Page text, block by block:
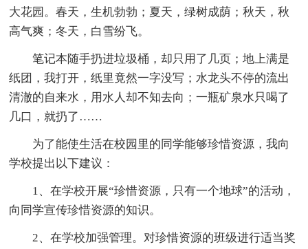
大花园。春天，生机勃勃；夏天，绿树成荫；秋天，秋
高气爽；冬天，白雪纷飞。
笔记本随手扔进垃圾桶，却只用了几页；地上满是
纸团，我打开，纸里竟然一字没写；水龙头不停的流出
清澈的自来水，用水人却不知去向；一瓶矿泉水只喝了
几口，就扔了……
为了能使生活在校园里的同学能够珍惜资源，我向
学校提出以下建议：
1、在学校开展“珍惜资源，只有一个地球”的活动，
向同学宣传珍惜资源的知识。
2、在学校加强管理。对珍惜资源的班级进行适当奖